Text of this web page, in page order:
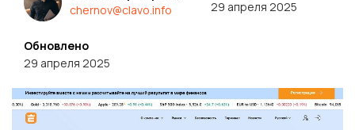
chernov@clavo.info
29 апреля 2025
Обновлено
29 апреля 2025